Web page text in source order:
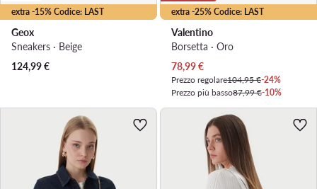
extra -15% Codice: LAST
Geox
Sneakers · Beige
124,99€
extra -25% Codice: LAST
Valentino
Borsetta · Oro
Prezzo attuale
78,99€
Prezzo regolare104,95 €-24%
Prezzo più basso87,99 €-10%